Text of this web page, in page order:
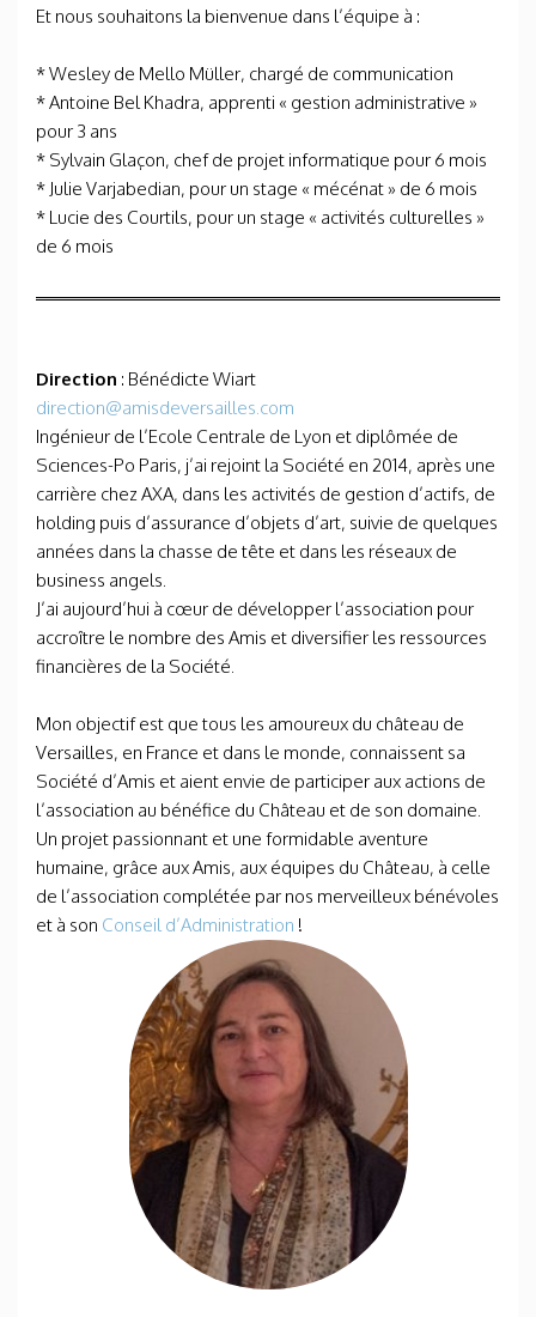
Et nous souhaitons la bienvenue dans l’équipe à :
* Wesley de Mello Müller, chargé de communication
* Antoine Bel Khadra, apprenti « gestion administrative »
pour 3 ans
* Sylvain Glaçon, chef de projet informatique pour 6 mois
* Julie Varjabedian, pour un stage « mécénat » de 6 mois
* Lucie des Courtils, pour un stage « activités culturelles »
de 6 mois
Direction : Bénédicte Wiart
direction@amisdeversailles.com
Ingénieur de l’Ecole Centrale de Lyon et diplômée de
Sciences-Po Paris, j’ai rejoint la Société en 2014, après une
carrière chez AXA, dans les activités de gestion d’actifs, de
holding puis d’assurance d’objets d’art, suivie de quelques
années dans la chasse de tête et dans les réseaux de
business angels.
J’ai aujourd’hui à cœur de développer l’association pour
accroître le nombre des Amis et diversifier les ressources
financières de la Société.
Mon objectif est que tous les amoureux du château de
Versailles, en France et dans le monde, connaissent sa
Société d’Amis et aient envie de participer aux actions de
l’association au bénéfice du Château et de son domaine.
Un projet passionnant et une formidable aventure
humaine, grâce aux Amis, aux équipes du Château, à celle
de l’association complétée par nos merveilleux bénévoles
et à son Conseil d’Administration !